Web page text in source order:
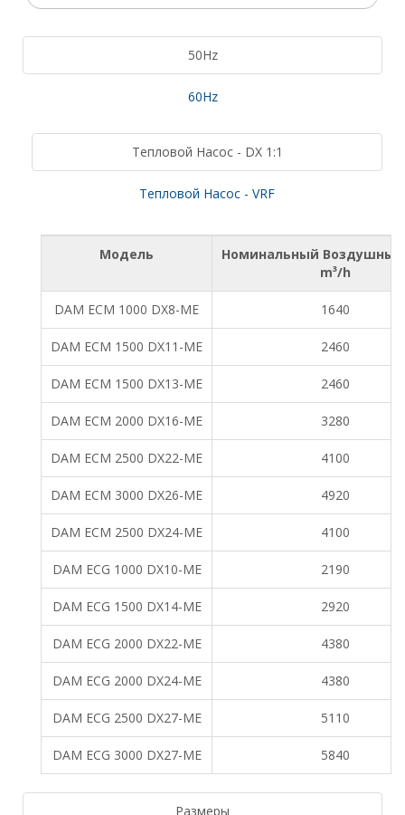
50Hz
60Hz
Тепловой Насос - DX 1:1
Тепловой Насос - VRF
Модель
Номинальный
m³/h
DAM ECM 1000 DX8-ME 1640
DAM ECM 1500 DX11-ME 2460
DAM ECM 1500 DX13-ME 2460
DAM ECM 2000 DX16-ME 3280
DAM ECM 2500 DX22-ME 4100
DAM ECM 3000 DX26-ME 4920
DAM ECM 2500 DX24-ME 4100
DAM ECG 1000 DX10-ME 2190
DAM ECG 1500 DX14-ME 2920
DAM ECG 2000 DX22-ME 4380
DAM ECG 2000 DX24-ME 4380
DAM ECG 2500 DX27-ME 5110
DAM ECG 3000 DX27-ME 5840
Размеры